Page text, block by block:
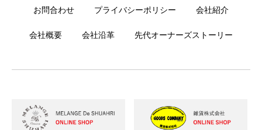
お問合わせ プライバシーポリシー 会社紹介
会社概要 会社沿革 先代オーナーズストーリー